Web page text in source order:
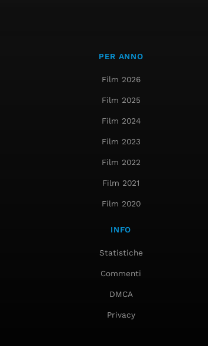
PER ANNO
Film 2026
Film 2025
Film 2024
Film 2023
Film 2022
Film 2021
Film 2020
INFO
Statistiche
Commenti
DMCA
Privacy